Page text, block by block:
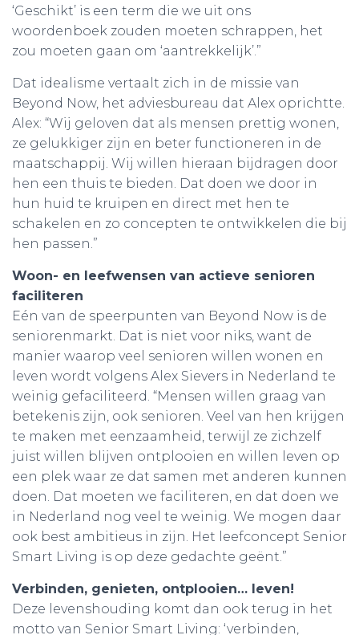
‘Geschikt’ is een term die we uit ons
woordenboek zouden moeten schrappen, het
zou moeten gaan om ‘aantrekkelijk’.”
Dat idealisme vertaalt zich in de missie van
Beyond Now, het adviesbureau dat Alex oprichtte.
Alex: “Wij geloven dat als mensen prettig wonen,
ze gelukkiger zijn en beter functioneren in de
maatschappij. Wij willen hieraan bijdragen door
hen een thuis te bieden. Dat doen we door in
hun huid te kruipen en direct met hen te
schakelen en zo concepten te ontwikkelen die bij
hen passen.”
Woon- en leefwensen van actieve senioren
faciliteren
Eén van de speerpunten van Beyond Now is de
seniorenmarkt. Dat is niet voor niks, want de
manier waarop veel senioren willen wonen en
leven wordt volgens Alex Sievers in Nederland te
weinig gefaciliteerd. “Mensen willen graag van
betekenis zijn, ook senioren. Veel van hen krijgen
te maken met eenzaamheid, terwijl ze zichzelf
juist willen blijven ontplooien en willen leven op
een plek waar ze dat samen met anderen kunnen
doen. Dat moeten we faciliteren, en dat doen we
in Nederland nog veel te weinig. We mogen daar
ook best ambitieus in zijn. Het leefconcept Senior
Smart Living is op deze gedachte geënt.”
Verbinden, genieten, ontplooien… leven!
Deze levenshouding komt dan ook terug in het
motto van Senior Smart Living: ‘verbinden,